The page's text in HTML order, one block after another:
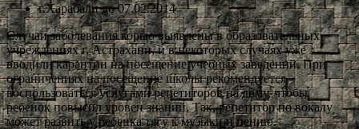
г.Харабали до 07.02.2014
Случаи заболевания корью выявлены в образовательных
учреждениях г. Астрахани, и в некоторых случаях уже
вводили карантин на посещение учебных заведений. При
ограничениях на посещение школы рекомендуется
воспользоваться услугами репетиторов на дому, чтобы
ребенок повысил уровен знаний. Так, репетитор по вокалу
может развить у ребенка тягу к музыки и пению.